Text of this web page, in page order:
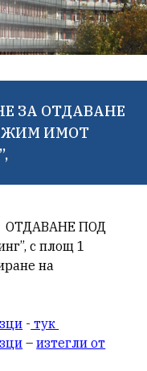
ЗА ОТДАВАНЕ
ИМОТ
ОТДАВАНЕ ПОД
с площ 1
на
- тук
–изтегли от